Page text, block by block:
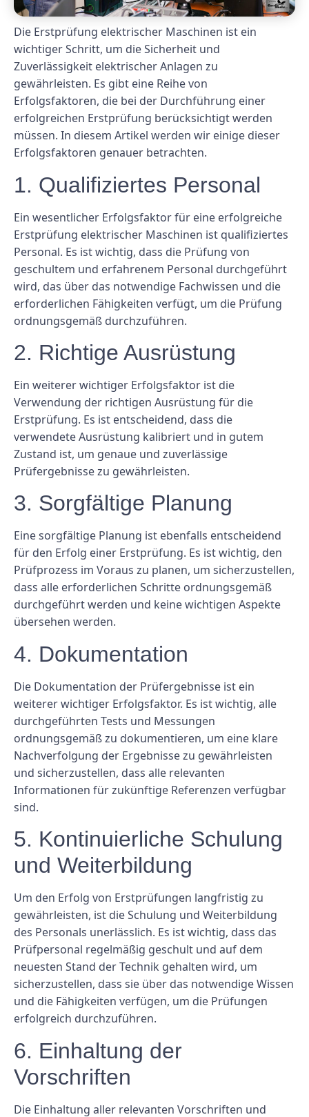
Die Erstprüfung elektrischer Maschinen ist ein
wichtiger Schritt, um die Sicherheit und
Zuverlässigkeit elektrischer Anlagen zu
gewährleisten. Es gibt eine Reihe von
Erfolgsfaktoren, die bei der Durchführung einer
erfolgreichen Erstprüfung berücksichtigt werden
müssen. In diesem Artikel werden wir einige dieser
Erfolgsfaktoren genauer betrachten.
1. Qualifiziertes Personal
Ein wesentlicher Erfolgsfaktor für eine erfolgreiche
Erstprüfung elektrischer Maschinen ist qualifiziertes
Personal. Es ist wichtig, dass die Prüfung von
geschultem und erfahrenem Personal durchgeführt
wird, das über das notwendige Fachwissen und die
erforderlichen Fähigkeiten verfügt, um die Prüfung
ordnungsgemäß durchzuführen.
2. Richtige Ausrüstung
Ein weiterer wichtiger Erfolgsfaktor ist die
Verwendung der richtigen Ausrüstung für die
Erstprüfung. Es ist entscheidend, dass die
verwendete Ausrüstung kalibriert und in gutem
Zustand ist, um genaue und zuverlässige
Prüfergebnisse zu gewährleisten.
3. Sorgfältige Planung
Eine sorgfältige Planung ist ebenfalls entscheidend
für den Erfolg einer Erstprüfung. Es ist wichtig, den
Prüfprozess im Voraus zu planen, um sicherzustellen,
dass alle erforderlichen Schritte ordnungsgemäß
durchgeführt werden und keine wichtigen Aspekte
übersehen werden.
4. Dokumentation
Die Dokumentation der Prüfergebnisse ist ein
weiterer wichtiger Erfolgsfaktor. Es ist wichtig, alle
durchgeführten Tests und Messungen
ordnungsgemäß zu dokumentieren, um eine klare
Nachverfolgung der Ergebnisse zu gewährleisten
und sicherzustellen, dass alle relevanten
Informationen für zukünftige Referenzen verfügbar
sind.
5. Kontinuierliche Schulung
und Weiterbildung
Um den Erfolg von Erstprüfungen langfristig zu
gewährleisten, ist die Schulung und Weiterbildung
des Personals unerlässlich. Es ist wichtig, dass das
Prüfpersonal regelmäßig geschult und auf dem
neuesten Stand der Technik gehalten wird, um
sicherzustellen, dass sie über das notwendige Wissen
und die Fähigkeiten verfügen, um die Prüfungen
erfolgreich durchzuführen.
6. Einhaltung der
Vorschriften
Die Einhaltung aller relevanten Vorschriften und